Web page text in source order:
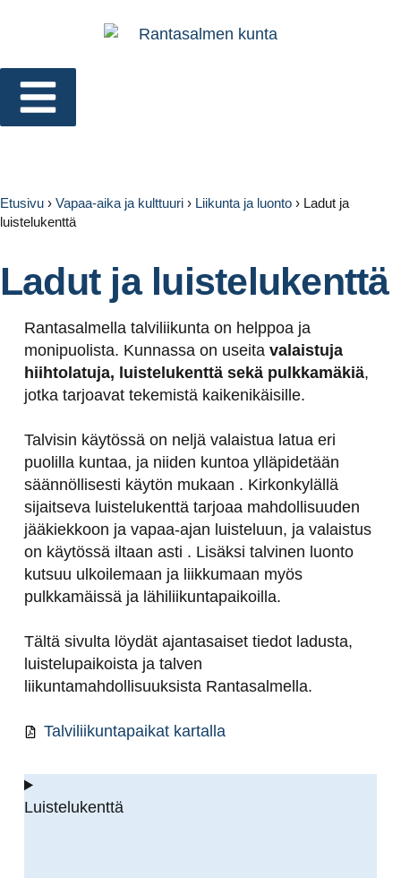
Etusivu › Vapaa-aika ja kulttuuri › Liikunta ja luonto › Ladut ja
luistelukenttä
Ladut ja luistelukenttä
Rantasalmella talviliikunta on helppoa ja
monipuolista. Kunnassa on useita valaistuja
hiihtolatuja, luistelukenttä sekä pulkkamäkiä,
jotka tarjoavat tekemistä kaikenikäisille.
Talvisin käytössä on neljä valaistua latua eri
puolilla kuntaa, ja niiden kuntoa ylläpidetään
säännöllisesti käytön mukaan . Kirkonkylällä
sijaitseva luistelukenttä tarjoaa mahdollisuuden
jääkiekkoon ja vapaa-ajan luisteluun, ja valaistus
on käytössä iltaan asti . Lisäksi talvinen luonto
kutsuu ulkoilemaan ja liikkumaan myös
pulkkamäissä ja lähiliikuntapaikoilla.
Tältä sivulta löydät ajantasaiset tiedot ladusta,
luistelupaikoista ja talven
liikuntamahdollisuuksista Rantasalmella.
Talviliikuntapaikat kartalla
Luistelukenttä